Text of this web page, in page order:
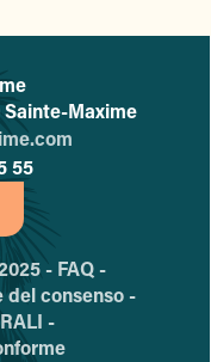
de tourisme de Sainte-
Sainte-Maxime
55
- FAQ -
del consenso -
-